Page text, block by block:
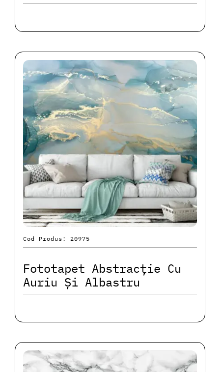
Cod Produs: 20975
Fototapet Abstracție Cu
Auriu Și Albastru